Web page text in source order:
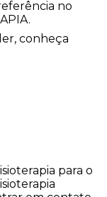
no
conheça
para o